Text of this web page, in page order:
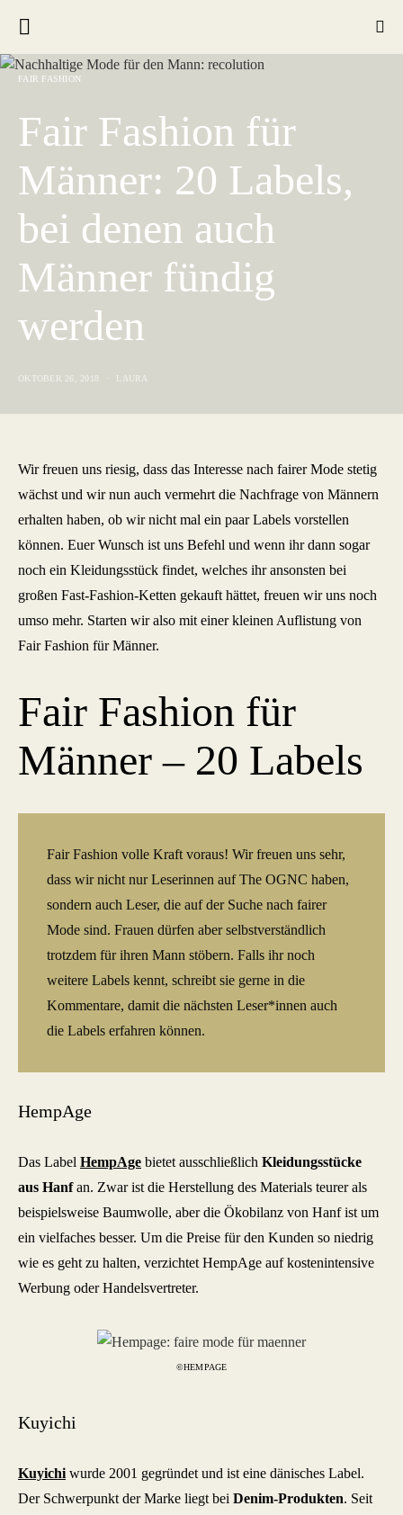
FAIR FASHION
Fair Fashion für
Männer: 20 Labels,
bei denen auch
Männer fündig
werden
OKTOBER 26, 2018 LAURA
Wir freuen uns riesig, dass das Interesse nach fairer Mode stetig
wächst und wir nun auch vermehrt die Nachfrage von Männern
erhalten haben, ob wir nicht mal ein paar Labels vorstellen
können. Euer Wunsch ist uns Befehl und wenn ihr dann sogar
noch ein Kleidungsstück findet, welches ihr ansonsten bei
großen Fast-Fashion-Ketten gekauft hättet, freuen wir uns noch
umso mehr. Starten wir also mit einer kleinen Auflistung von
Fair Fashion für Männer.
Fair Fashion für
Männer – 20 Labels
Fair Fashion volle Kraft voraus! Wir freuen uns sehr,
dass wir nicht nur Leserinnen auf The OGNC haben,
sondern auch Leser, die auf der Suche nach fairer
Mode sind. Frauen dürfen aber selbstverständlich
trotzdem für ihren Mann stöbern. Falls ihr noch
weitere Labels kennt, schreibt sie gerne in die
Kommentare, damit die nächsten Leser*innen auch
die Labels erfahren können.
HempAge
Das Label HempAge bietet ausschließlich Kleidungsstücke
aus Hanfan. Zwar ist die Herstellung des Materials teurer als
beispielsweise Baumwolle, aber die Ökobilanz von Hanf ist um
ein vielfaches besser. Um die Preise für den Kunden so niedrig
wie es geht zu halten, verzichtet HempAge auf kostenintensive
Werbung oder Handelsvertreter.
©HEMPAGE
Kuyichi
Kuyichi wurde 2001 gegründet und ist eine dänisches Label.
Der Schwerpunkt der Marke liegt bei Denim-Produkten. Seit